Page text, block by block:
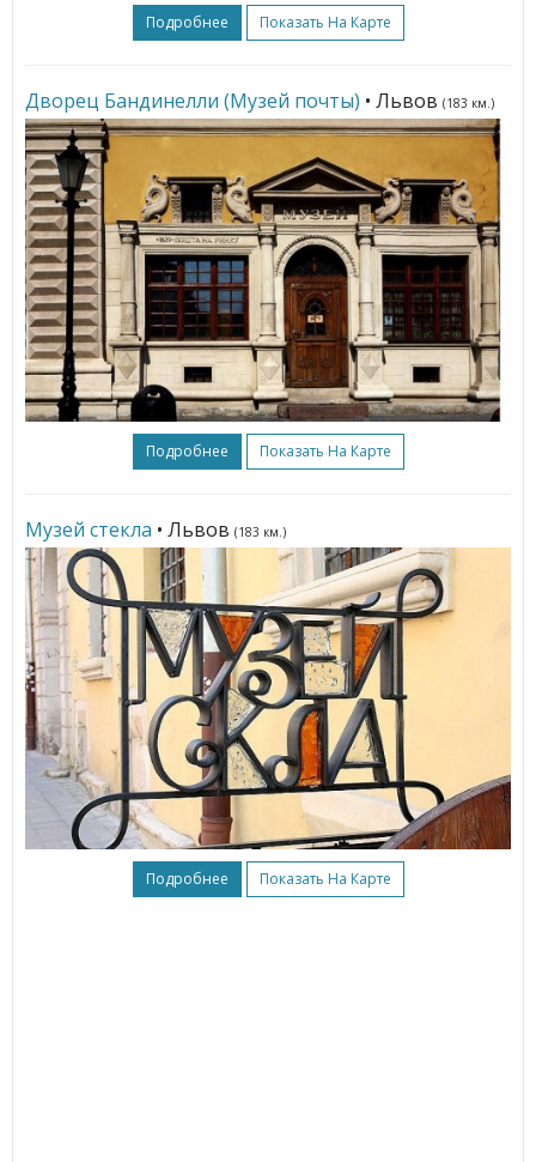
Подробнее Показать На Карте
Дворец Бандинелли (Музей почты) • Львов (183 км.)
Подробнее Показать На Карте
Музей стекла • Львов (183 км.)
Подробнее Показать На Карте